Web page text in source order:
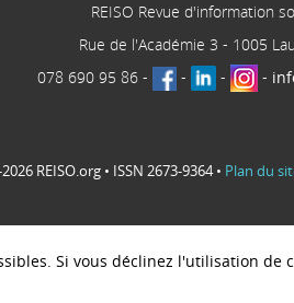
REISO Revue d'information
Rue de l'Académie 3 - 1005
078 690 95 86 - - - -
REISO.org • ISSN 2673-9364 • Plan du
Si vous déclinez l'utilisation